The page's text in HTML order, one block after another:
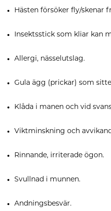
Hästen försöker fly/skenar
Insektsstick som kliar kan
Allergi, nässelutslag.
Gula ägg (prickar) som
Klåda i manen och vid
Viktminskning och
Rinnande, irriterade ögon.
Svullnad i munnen.
Andningsbesvär.